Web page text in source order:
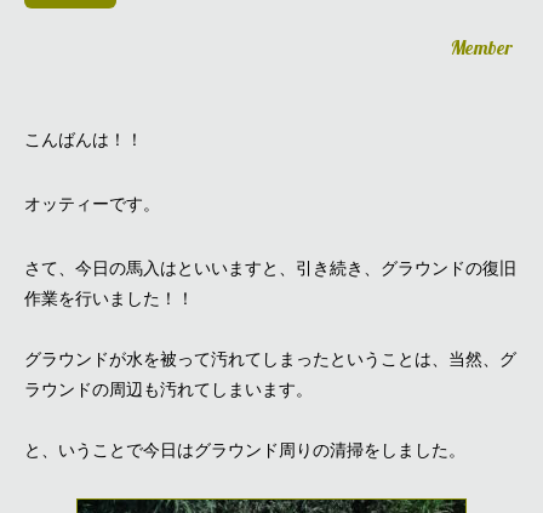
Member
こんばんは！！
オッティーです。
さて、今日の馬入はといいますと、引き続き、グラウンドの復旧
作業を行いました！！
グラウンドが水を被って汚れてしまったということは、当然、グ
ラウンドの周辺も汚れてしまいます。
と、いうことで今日はグラウンド周りの清掃をしました。